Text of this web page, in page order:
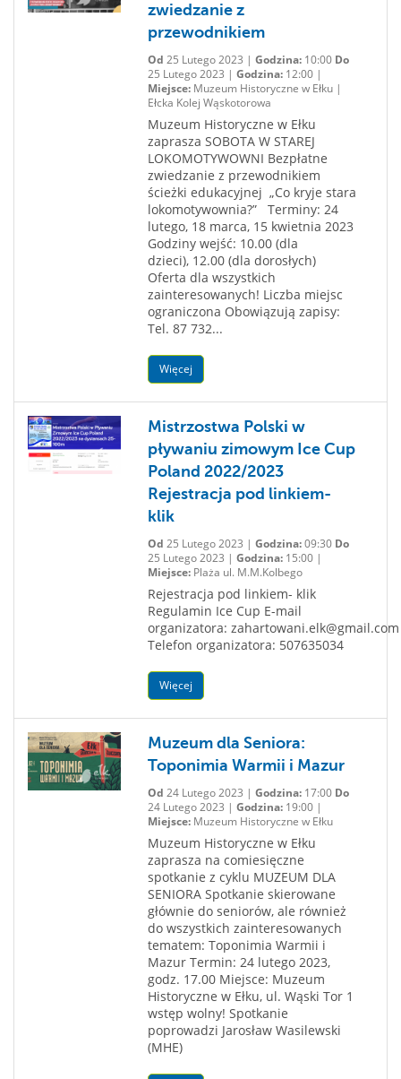
zwiedzanie z
przewodnikiem
Od 25 Lutego 2023 | Godzina:10:00 Do
25 Lutego 2023 | Godzina:12:00 |
Miejsce:Muzeum Historyczne w Ełku |
Ełcka Kolej Wąskotorowa
Muzeum Historyczne w Ełku
zaprasza SOBOTA W STAREJ
LOKOMOTYWOWNI Bezpłatne
zwiedzanie z przewodnikiem
ścieżki edukacyjnej „Co kryje stara
lokomotywownia?” Terminy: 24
lutego, 18 marca, 15 kwietnia 2023
Godziny wejść: 10.00 (dla
dzieci), 12.00 (dla dorosłych)
Oferta dla wszystkich
zainteresowanych! Liczba miejsc
ograniczona Obowiązują zapisy:
Tel. 87 732...
Więcej
Mistrzostwa Polski w
pływaniu zimowym Ice Cup
Poland 2022/2023
Rejestracja pod linkiem-
klik
Od 25 Lutego 2023 | Godzina:09:30 Do
25 Lutego 2023 | Godzina:15:00 |
Miejsce:Plaża ul. M.M.Kolbego
Rejestracja pod linkiem- klik
Regulamin Ice Cup E-mail
organizatora: zahartowani.elk@gmail.com
Telefon organizatora: 507635034
Więcej
Muzeum dla Seniora:
Toponimia Warmii i Mazur
Od 24 Lutego 2023 | Godzina:17:00 Do
24 Lutego 2023 | Godzina:19:00 |
Miejsce:Muzeum Historyczne w Ełku
Muzeum Historyczne w Ełku
zaprasza na comiesięczne
spotkanie z cyklu MUZEUM DLA
SENIORA Spotkanie skierowane
głównie do seniorów, ale również
do wszystkich zainteresowanych
tematem: Toponimia Warmii i
Mazur Termin: 24 lutego 2023,
godz. 17.00 Miejsce: Muzeum
Historyczne w Ełku, ul. Wąski Tor 1
wstęp wolny! Spotkanie
poprowadzi Jarosław Wasilewski
(MHE)